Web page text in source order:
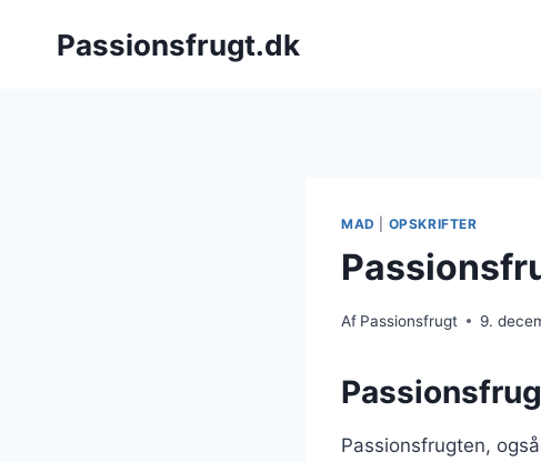
Passionsfrugt.dk
MAD OPSKRIFTER
Af Passionsfrugt 9.
Passionsfrugten,